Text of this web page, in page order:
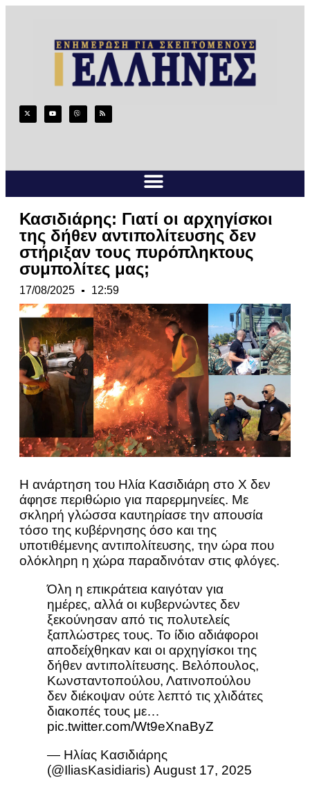
Κασιδιάρης: Γιατί οι αρχηγίσκοι
της δήθεν αντιπολίτευσης δεν
στήριξαν τους πυρόπληκτους
συμπολίτες μας;
17/08/2025 12:59
Η ανάρτηση του Ηλία Κασιδιάρη στο Χ δεν
άφησε περιθώριο για παρερμηνείες. Με
σκληρή γλώσσα καυτηρίασε την απουσία
τόσο της κυβέρνησης όσο και της
υποτιθέμενης αντιπολίτευσης, την ώρα που
ολόκληρη η χώρα παραδινόταν στις φλόγες.
Όλη η επικράτεια καιγόταν για
ημέρες, αλλά οι κυβερνώντες δεν
ξεκούνησαν από τις πολυτελείς
ξαπλώστρες τους. Το ίδιο αδιάφοροι
αποδείχθηκαν και οι αρχηγίσκοι της
δήθεν αντιπολίτευσης. Βελόπουλος,
Κωνσταντοπούλου, Λατινοπούλου
δεν διέκοψαν ούτε λεπτό τις χλιδάτες
διακοπές τους με…
pic.twitter.com/Wt9eXnaByZ
— Ηλίας Κασιδιάρης
(@IliasKasidiaris) August 17, 2025